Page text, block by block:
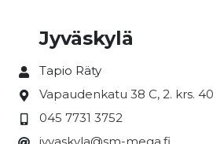
Jyväskylä
Tapio Räty
Vapaudenkatu 38 C, 2. krs.
045 7731 3752